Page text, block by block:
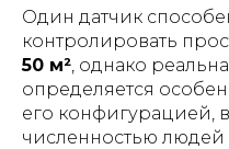
Один датчик
контролировать
50 м², однако
определяется
его конфигурацией,
численностью